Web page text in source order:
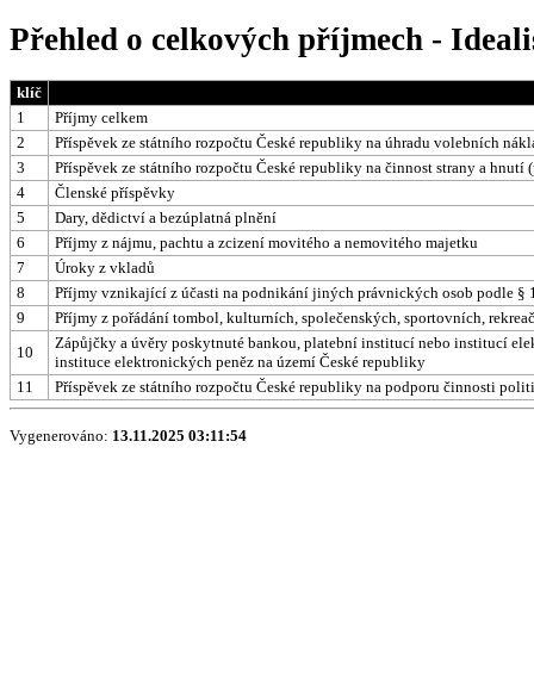
Přehled o celkových příjmech -
klíč
1
Příjmy celkem
2
Příspěvek ze státního rozpočtu České republiky na úhradu volebních
3
Příspěvek ze státního rozpočtu České republiky na činnost strany a hnutí
4
Členské příspěvky
5
Dary, dědictví a bezúplatná plnění
6
Příjmy z nájmu, pachtu a zcizení movitého a nemovitého majetku
7
Úroky z vkladů
8
Příjmy vznikající z účasti na podnikání jiných právnických osob podle §
9
Příjmy z pořádání tombol, kulturních, společenských, sportovních,
10
Zápůjčky a úvěry poskytnuté bankou, platební institucí nebo institucí
instituce elektronických peněz na území České republiky
11
Příspěvek ze státního rozpočtu České republiky na podporu činnosti
Vygenerováno: 13.11.2025 03:11:54